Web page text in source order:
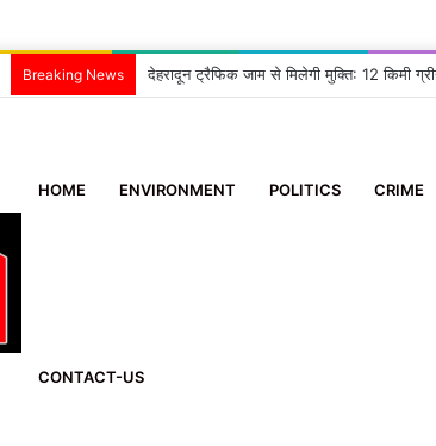
Breaking News देहरादून ट्रैफिक जाम से मिलेगी मुक्ति: 12 किमी
HOME ENVIRONMENT POLITICS CRIME
CONTACT-US